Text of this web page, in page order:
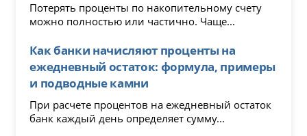
Потерять проценты по накопительному счету
можно полностью или частично. Чаще...
Как банки начисляют проценты на
ежедневный остаток: формула, примеры
и подводные камни
При расчете процентов на ежедневный остаток
банк каждый день определяет сумму...